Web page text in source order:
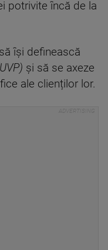
potrivite încă de la
își definească
și să se axeze
ale clienților lor.